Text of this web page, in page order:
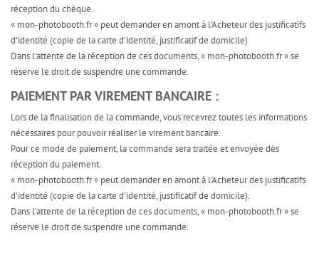
réception du chèque.
« mon-photobooth.fr » peut demander en amont à l'Acheteur des justificatifs
d'identité (copie de la carte d'identité, justificatif de domicile)
Dans l'attente de la réception de ces documents, « mon-photobooth.fr » se
réserve le droit de suspendre une commande.
PAIEMENT PAR VIREMENT BANCAIRE :
Lors de la finalisation de la commande, vous recevrez toutes les informations
nécessaires pour pouvoir réaliser le virement bancaire.
Pour ce mode de paiement, la commande sera traitée et envoyée dès
réception du paiement.
« mon-photobooth.fr » peut demander en amont à l'Acheteur des justificatifs
d'identité (copie de la carte d'identité, justificatif de domicile).
Dans l'attente de la réception de ces documents, « mon-photobooth.fr » se
réserve le droit de suspendre une commande.